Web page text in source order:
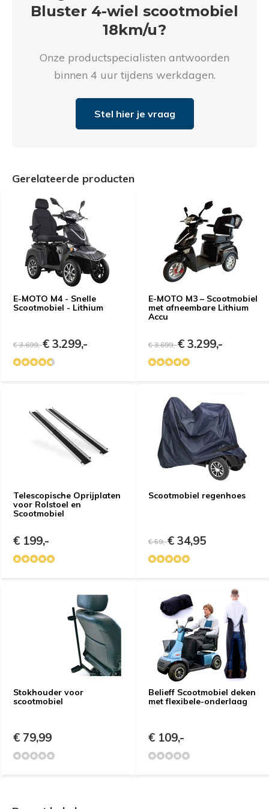
Bluster 4-wiel scootmobiel
18km/u?
Onze productspecialisten antwoorden
binnen 4 uur tijdens werkdagen.
Stel hier je vraag
Gerelateerde producten
E-MOTO M4 - Snelle
Scootmobiel - Lithium
€ 3.699,-€ 3.299,-
E-MOTO M3 – Scootmobiel
met afneembare Lithium
Accu
€ 3.699,-€ 3.299,-
Telescopische Oprijplaten
voor Rolstoel en
Scootmobiel
€ 199,-
Scootmobiel regenhoes
€ 59,-€ 34,95
Stokhouder voor
scootmobiel
€ 79,99
Belieff Scootmobiel deken
met flexibele-onderlaag
€ 109,-
Uitproberen in de
winkel